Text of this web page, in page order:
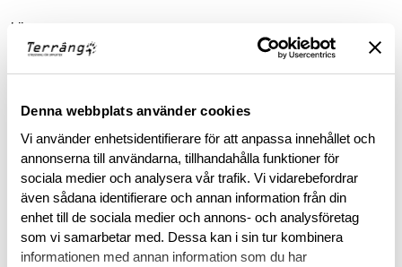
Denna webbplats använder cookies
Vi använder enhetsidentifierare för att anpassa innehållet och
annonserna till användarna, tillhandahålla funktioner för
sociala medier och analysera vår trafik. Vi vidarebefordrar
även sådana identifierare och annan information från din
enhet till de sociala medier och annons- och analysföretag
som vi samarbetar med. Dessa kan i sin tur kombinera
informationen med annan information som du har
Läs mer
RECENSIONER
OM VARUMÄRKET